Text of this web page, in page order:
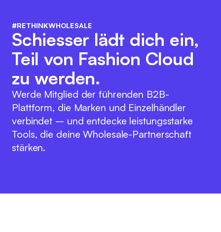
#RETHINKWHOLESALE
Schiesser lädt dich ein,
Teil von Fashion Cloud
zu werden.
Werde Mitglied der führenden B2B-
Plattform, die Marken und Einzelhändler
verbindet – und entdecke leistungsstarke
Tools, die deine Wholesale-Partnerschaft
stärken.